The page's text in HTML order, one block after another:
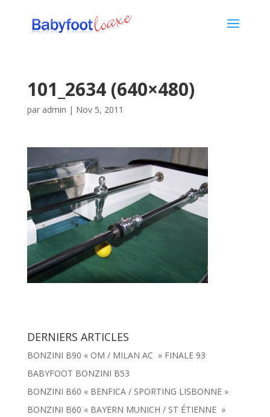
101_2634 (640×480)
par admin | Nov 5, 2011
DERNIERS ARTICLES
BONZINI B90 « OM / MILAN AC » FINALE 93
BABYFOOT BONZINI B53
BONZINI B60 « BENFICA / SPORTING LISBONNE »
BONZINI B60 « BAYERN MUNICH / ST ÉTIENNE »